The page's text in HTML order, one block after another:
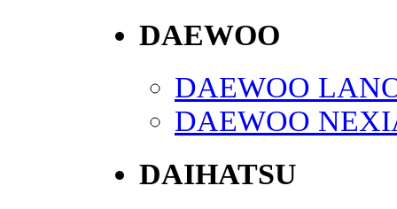
DAEWOO
DAEWOO
DAEWOO
DAIHATSU